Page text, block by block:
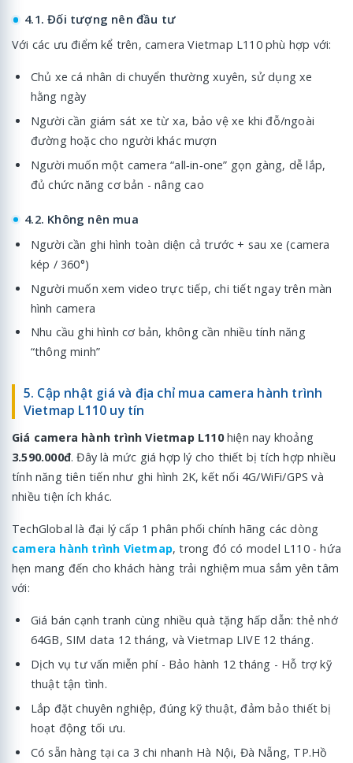
4.1. Đối tượng nên đầu tư
Với các ưu điểm kể trên, camera Vietmap L110 phù hợp với:
Chủ xe cá nhân di chuyển thường xuyên, sử dụng xe
hằng ngày
Người cần giám sát xe từ xa, bảo vệ xe khi đỗ/ngoài
đường hoặc cho người khác mượn
Người muốn một camera “all‑in‑one” gọn gàng, dễ lắp,
đủ chức năng cơ bản - nâng cao
4.2. Không nên mua
Người cần ghi hình toàn diện cả trước + sau xe (camera
kép / 360°)
Người muốn xem video trực tiếp, chi tiết ngay trên màn
hình camera
Nhu cầu ghi hình cơ bản, không cần nhiều tính năng
“thông minh”
5. Cập nhật giá và địa chỉ mua camera hành trình
Vietmap L110 uy tín
Giá camera hành trình Vietmap L110hiện nay khoảng
3.590.000đ. Đây là mức giá hợp lý cho thiết bị tích hợp nhiều
tính năng tiên tiến như ghi hình 2K, kết nối 4G/WiFi/GPS và
nhiều tiện ích khác.
TechGlobal là đại lý cấp 1 phân phối chính hãng các dòng
camera hành trình Vietmap, trong đó có model L110 - hứa
hẹn mang đến cho khách hàng trải nghiệm mua sắm yên tâm
với:
Giá bán cạnh tranh cùng nhiều quà tặng hấp dẫn: thẻ nhớ
64GB, SIM data 12 tháng, và Vietmap LIVE 12 tháng.
Dịch vụ tư vấn miễn phí - Bảo hành 12 tháng - Hỗ trợ kỹ
thuật tận tình.
Lắp đặt chuyên nghiệp, đúng kỹ thuật, đảm bảo thiết bị
hoạt động tối ưu.
Có sẵn hàng tại ca 3 chi nhanh Hà Nội, Đà Nẵng, TP.Hồ